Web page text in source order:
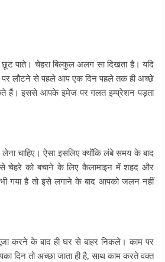
पाते। चेहरा बिल्कुल अलग सा दिखता है। यदि
पर लौटने से पहले आप एक दिन पहले तक ही अच्छे
हैं। इससे आपके इमेज पर गलत इम्प्रेशन पड़ता
चाहिए। ऐसा इसलिए क्योंकि लंबे समय के बाद
से चेहरे को बचाने के लिए कैलामाइन में शहद और
गया है तो इसे लगाने के बाद आपको जलन नहीं
करने के बाद ही घर से बाहर निकले। काम पर
दिन तो अच्छा जाता ही है, साथ काम करते वक्त